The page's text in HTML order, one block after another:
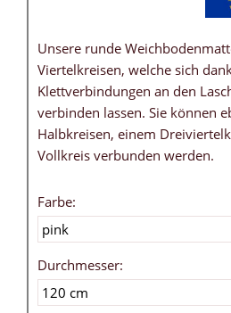
Unsere runde
Viertelkreisen, welche sich
Klettverbindungen an den
verbinden lassen. Sie können
Halbkreisen, einem
Vollkreis verbunden werden.
Farbe:
Durchmesser: